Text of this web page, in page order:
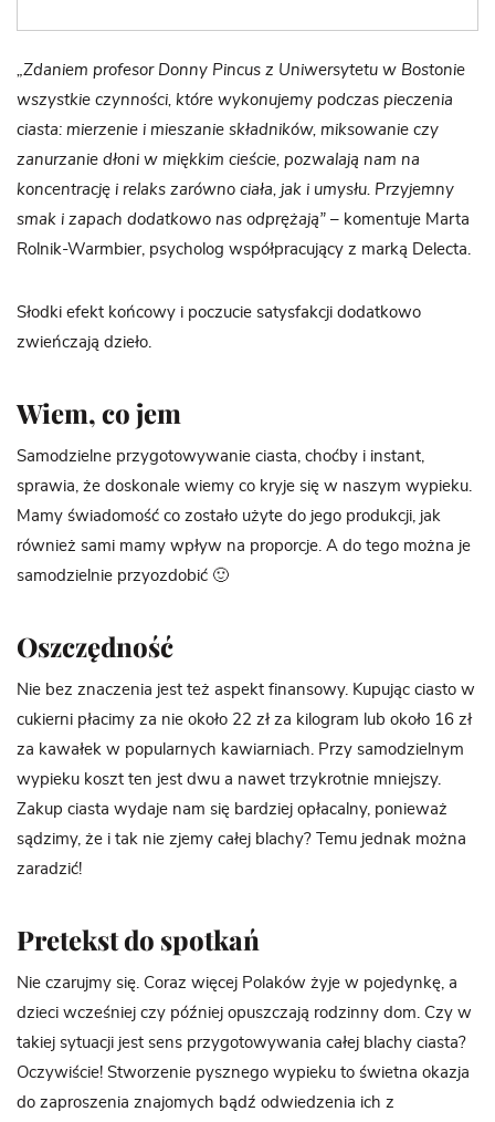
„Zdaniem profesor Donny Pincus z Uniwersytetu w Bostonie
wszystkie czynności, które wykonujemy podczas pieczenia
ciasta: mierzenie i mieszanie składników, miksowanie czy
zanurzanie dłoni w miękkim cieście, pozwalają nam na
koncentrację i relaks zarówno ciała, jak i umysłu. Przyjemny
smak i zapach dodatkowo nas odprężają” – komentuje Marta
Rolnik-Warmbier, psycholog współpracujący z marką Delecta.
Słodki efekt końcowy i poczucie satysfakcji dodatkowo
zwieńczają dzieło.
Wiem, co jem
Samodzielne przygotowywanie ciasta, choćby i instant,
sprawia, że doskonale wiemy co kryje się w naszym wypieku.
Mamy świadomość co zostało użyte do jego produkcji, jak
również sami mamy wpływ na proporcje. A do tego można je
samodzielnie przyozdobić 🙂
Oszczędność
Nie bez znaczenia jest też aspekt finansowy. Kupując ciasto w
cukierni płacimy za nie około 22 zł za kilogram lub około 16 zł
za kawałek w popularnych kawiarniach. Przy samodzielnym
wypieku koszt ten jest dwu a nawet trzykrotnie mniejszy.
Zakup ciasta wydaje nam się bardziej opłacalny, ponieważ
sądzimy, że i tak nie zjemy całej blachy? Temu jednak można
zaradzić!
Pretekst do spotkań
Nie czarujmy się. Coraz więcej Polaków żyje w pojedynkę, a
dzieci wcześniej czy później opuszczają rodzinny dom. Czy w
takiej sytuacji jest sens przygotowywania całej blachy ciasta?
Oczywiście! Stworzenie pysznego wypieku to świetna okazja
do zaproszenia znajomych bądź odwiedzenia ich z